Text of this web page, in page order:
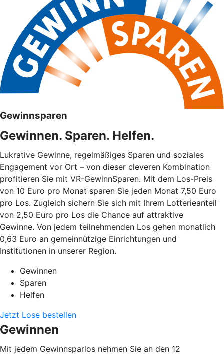
Gewinnsparen
Gewinnen. Sparen. Helfen.
Lukrative Gewinne, regelmäßiges Sparen und soziales
Engagement vor Ort – von dieser cleveren Kombination
profitieren Sie mit VR-GewinnSparen. Mit dem Los-Preis
von 10 Euro pro Monat sparen Sie jeden Monat 7,50 Euro
pro Los. Zugleich sichern Sie sich mit Ihrem Lotterieanteil
von 2,50 Euro pro Los die Chance auf attraktive
Gewinne. Von jedem teilnehmenden Los gehen monatlich
0,63 Euro an gemeinnützige Einrichtungen und
Institutionen in unserer Region.
Gewinnen
Sparen
Helfen
Jetzt Lose bestellen
Gewinnen
Mit jedem Gewinnsparlos nehmen Sie an den 12